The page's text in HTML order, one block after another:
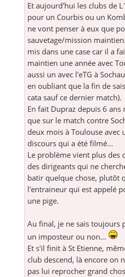
Et aujourd'hui les clubs de
pour un Courbis ou un
ne vont penser à eux que
sauvetage/mission
mis dans une case car il a
maintien une année avec
aussi un avec l'eTG à
en oubliant que la fin de
cata sauf ce dernier match).
En fait Dupraz depuis 6 ans
que sur le match contre
deux mois à Toulouse avec
discours qui a été filmé...
Le problème vient plus des
des dirigeants qui ne
batir quelque chose, plutôt
l'entraineur qui est appelé
une pige.
Au final, je ne sais toujours
un imposteur ou non...
Et s'il finit à St Etienne,
club descend, là encore on
pas lui reprocher grand